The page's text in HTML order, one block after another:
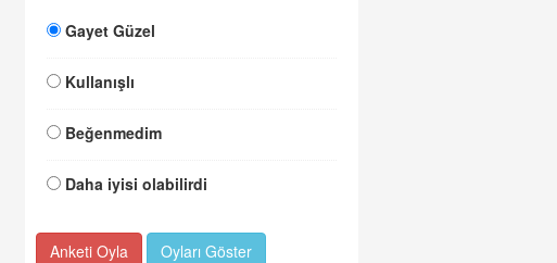
Gayet Güzel
Kullanışlı
Beğenmedim
Daha iyisi olabilirdi
Anketi Oyla Oyları Göster